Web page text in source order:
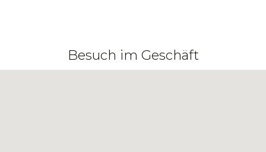
Besuch im Geschäft